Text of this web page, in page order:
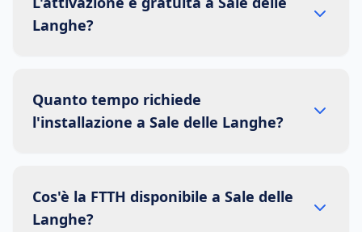
Langhe?
Quanto tempo richiede
l'installazione a Sale delle Langhe?
Cos'è la FTTH disponibile a Sale delle
Langhe?